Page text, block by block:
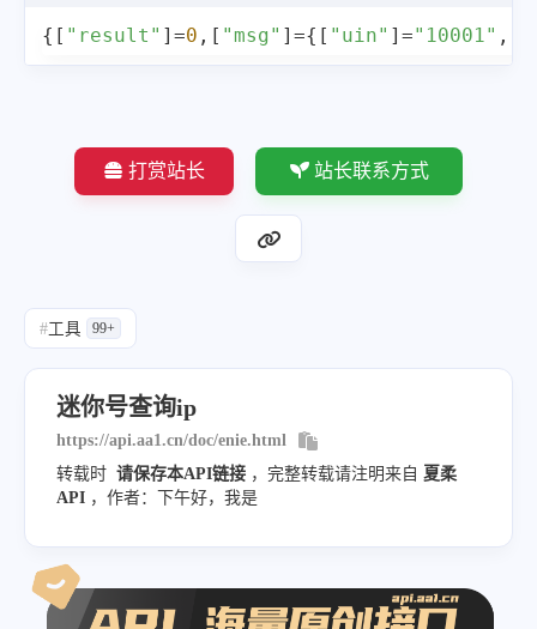
{ [ "result" ] =0 , [ "msg" ] ={ [ "uin" ] ="10001" ,
打赏站长 站长联系方式
#工具 99+
迷你号查询ip
https://api.aa1.cn/doc/enie.html
转载时 请保存本API链接 ，完整转载请注明来自 夏柔
API ，作者：下午好，我是